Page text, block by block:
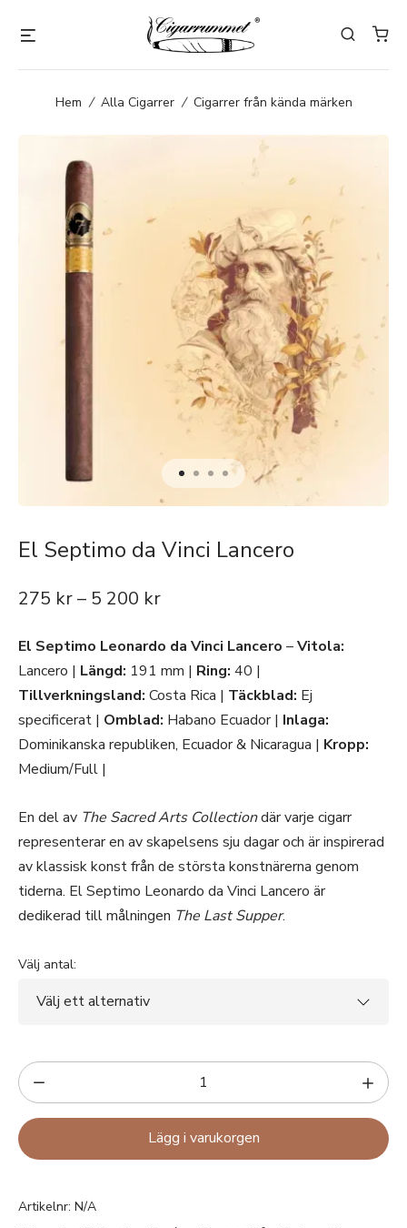
Hem / Alla Cigarrer / Cigarrer från kända märken
El Septimo da Vinci Lancero
275 kr– 5 200 kr
El Septimo Leonardo da Vinci Lancero –Vitola:
Lancero | Längd: 191 mm | Ring: 40 |
Tillverkningsland: Costa Rica | Täckblad: Ej
specificerat | Omblad: Habano Ecuador | Inlaga:
Dominikanska republiken, Ecuador & Nicaragua | Kropp:
Medium/Full |
En del av The Sacred Arts Collectiondär varje cigarr
representerar en av skapelsens sju dagar och är inspirerad
av klassisk konst från de största konstnärerna genom
tiderna. El Septimo Leonardo da Vinci Lancero är
dedikerad till målningen The Last Supper.
Välj antal:
Lägg i varukorgen
Artikelnr: N/A